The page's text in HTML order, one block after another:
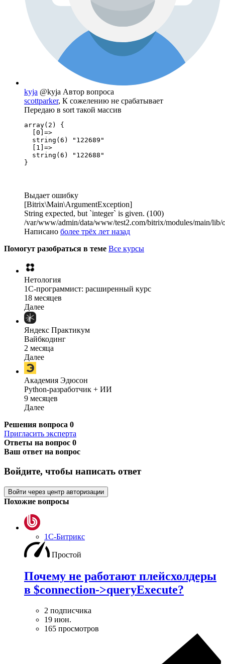
kyja @kyja Автор вопроса
scottparker, К сожелению не срабатывает
Передаю в sort такой массив
array(2) {
  [0]=>
  string(6) "122689"
  [1]=>
  string(6) "122688"
}
Выдает ошибку
[Bitrix\Main\ArgumentException]
String expected, but `integer` is given. (100)
/var/www/admin/data/www/test2.com/bitrix/modules/main/lib/
Написано более трёх лет назад
Помогут разобраться в теме Все курсы
Нетология
1C-программист: расширенный курс
18 месяцев
Далее
Яндекс Практикум
Вайбкодинг
2 месяца
Далее
Академия Эдюсон
Python-разработчик + ИИ
9 месяцев
Далее
Решения вопроса 0
Пригласить эксперта
Ответы на вопрос 0
Ваш ответ на вопрос
Войдите, чтобы написать ответ
Войти через центр авторизации
Похожие вопросы
1С-Битрикс
Простой
Почему не работают плейсхолдеры
в $connection->queryExecute?
2 подписчика
19 июн.
165 просмотров